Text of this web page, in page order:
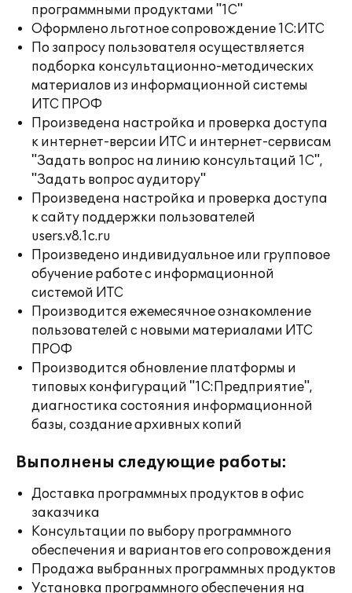
программными продуктами "1С"
Оформлено льготное сопровождение 1С:ИТС
По запросу пользователя осуществляется
подборка консультационно-методических
материалов из информационной системы
ИТС ПРОФ
Произведена настройка и проверка доступа
к интернет-версии ИТС и интернет-сервисам
"Задать вопрос на линию консультаций 1С",
"Задать вопрос аудитору"
Произведена настройка и проверка доступа
к сайту поддержки пользователей
users.v8.1c.ru
Произведено индивидуальное или групповое
обучение работе с информационной
системой ИТС
Производится ежемесячное ознакомление
пользователей с новыми материалами ИТС
ПРОФ
Производится обновление платформы и
типовых конфигураций "1С:Предприятие",
диагностика состояния информационной
базы, создание архивных копий
Выполнены следующие работы:
Доставка программных продуктов в офис
заказчика
Консультации по выбору программного
обеспечения и вариантов его сопровождения
Продажа выбранных программных продуктов
Установка программного обеспечения на